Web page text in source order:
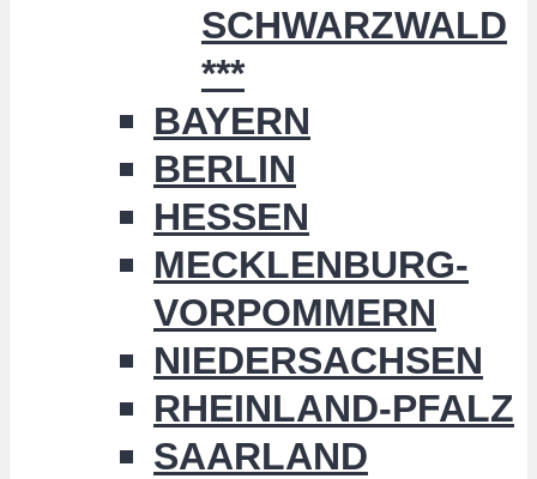
SCHWARZWALD
***
BAYERN
BERLIN
HESSEN
MECKLENBURG-
VORPOMMERN
NIEDERSACHSEN
RHEINLAND-PFALZ
SAARLAND